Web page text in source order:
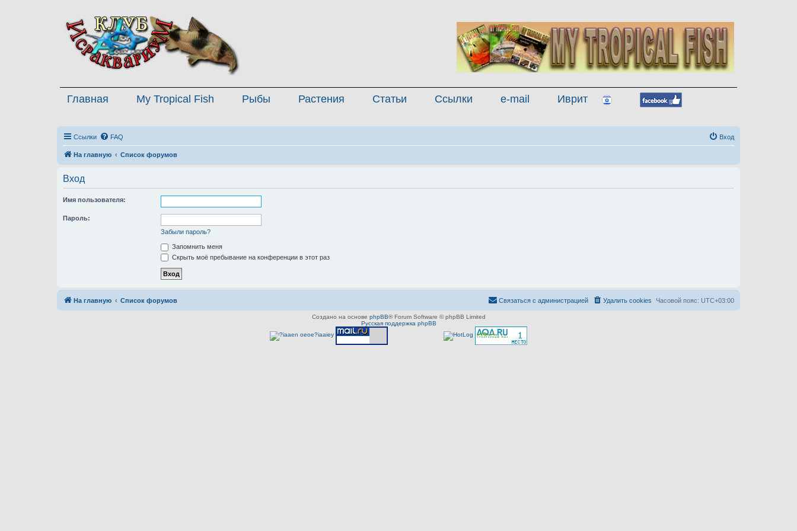
Главная My Tropical Fish Рыбы Растения Статьи Ссылки e-mail Иврит
Ссылки FAQ Вход
На главную Список форумов
Вход
Имя пользователя:
Пароль:
Забыли пароль?
Запомнить меня
Скрыть моё пребывание на конференции в этот раз
На главную Список форумов Часовой пояс: UTC+03:00
Удалить cookies
Связаться с администрацией
Создано на основе phpBB® Forum Software © phpBB Limited
Русская поддержка phpBB